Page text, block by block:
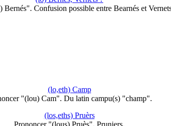
Bernés". Confusion possible entre Bearnés et
(lo,eth) Camp
"(lou) Cam". Du latin campu(s) "champ".
(los,eths) Pruèrs
Prononcer "(lous) Pruès". Pruniers.